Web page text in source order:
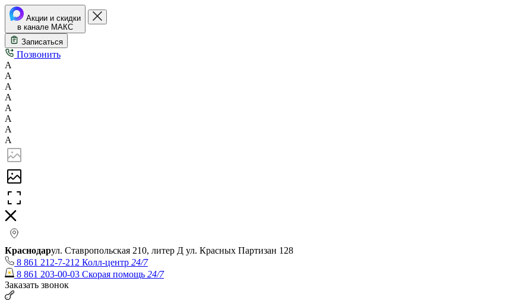
Акции и скидки
в канале МАКС
Записаться
Позвонить
А
А
А
А
А
А
А
А
Краснодарул. Ставропольская 210, литер Д ул. Красных Партизан 128
8 861 212-7-212 Колл-центр 24/7
8 861 203-00-03 Скорая помощь 24/7
Заказать звонок